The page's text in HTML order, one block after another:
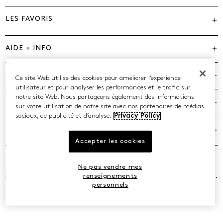
LES FAVORIS
AIDE + INFO
MARQUES
©2026 Caleres, Inc. Tous droits réservés.
Ce site Web utilise des cookies pour améliorer l’expérience
utilisateur et pour analyser les performances et le trafic sur
notre site Web. Nous partageons également des informations
sur votre utilisation de notre site avec nos partenaires de médias
sociaux, de publicité et d’analyse. Privacy Policy
Accepter les cookies
Ne pas vendre mes
renseignements
personnels